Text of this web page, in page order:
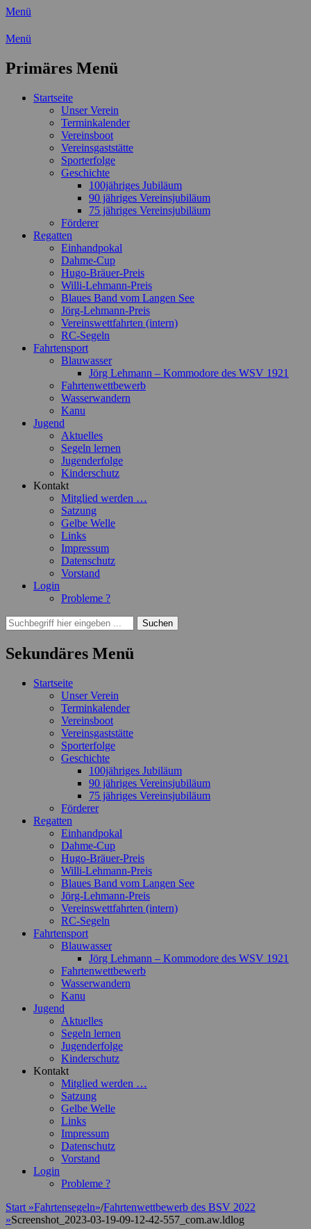
Menü
Wassersport-Verein 1921 e.V.
Freizeit mit der ganzen Familie
Menü
Primäres Menü
Zum
Startseite
Unser Verein
Terminkalender
Vereinsboot
Vereinsgaststätte
Sporterfolge
Geschichte
100jähriges Jubiläum
90 jähriges Vereinsjubiläum
75 jähriges Vereinsjubiläum
Förderer
Regatten
Einhandpokal
Dahme-Cup
Hugo-Bräuer-Preis
Willi-Lehmann-Preis
Blaues Band vom Langen See
Jörg-Lehmann-Preis
Vereinswettfahrten (intern)
RC-Segeln
Fahrtensport
Blauwasser
Jörg Lehmann – Kommodore des WSV 1921
Fahrtenwettbewerb
Wasserwandern
Kanu
Jugend
Aktuelles
Segeln lernen
Jugenderfolge
Kinderschutz
Kontakt
Mitglied werden …
Satzung
Gelbe Welle
Links
Impressum
Datenschutz
Vorstand
Login
Probleme ?
Suchen
Suchen
nach:
Sekundäres Menü
Zum
Startseite
Unser Verein
Terminkalender
Vereinsboot
Vereinsgaststätte
Sporterfolge
Geschichte
100jähriges Jubiläum
90 jähriges Vereinsjubiläum
75 jähriges Vereinsjubiläum
Förderer
Regatten
Einhandpokal
Dahme-Cup
Hugo-Bräuer-Preis
Willi-Lehmann-Preis
Blaues Band vom Langen See
Jörg-Lehmann-Preis
Vereinswettfahrten (intern)
RC-Segeln
Fahrtensport
Blauwasser
Jörg Lehmann – Kommodore des WSV 1921
Fahrtenwettbewerb
Wasserwandern
Kanu
Jugend
Aktuelles
Segeln lernen
Jugenderfolge
Kinderschutz
Kontakt
Mitglied werden …
Satzung
Gelbe Welle
Links
Impressum
Datenschutz
Vorstand
Login
Probleme ?
Start »Fahrtensegeln»/Fahrtenwettbewerb des BSV 2022
»Screenshot_2023-03-19-09-12-42-557_com.aw.ldlog